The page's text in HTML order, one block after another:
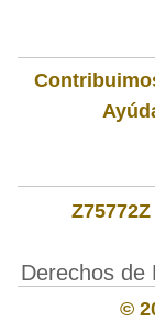
Derechos de
©